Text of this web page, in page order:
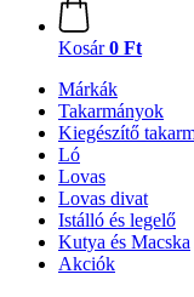
Kosár 0 Ft
Márkák
Takarmányok
Kiegészítő
Ló
Lovas
Lovas divat
Istálló és legelő
Kutya és Macska
Akciók